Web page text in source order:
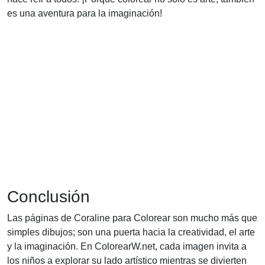
es una aventura para la imaginación!
Conclusión
Las páginas de Coraline para Colorear son mucho más que
simples dibujos; son una puerta hacia la creatividad, el arte
y la imaginación. En ColorearW.net, cada imagen invita a
los niños a explorar su lado artístico mientras se divierten